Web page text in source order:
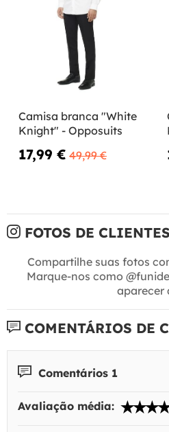
Camisa branca "White
Knight" - Opposuits
17,99 € 49,99 €
FOTOS DE
Compartilhe suas fotos
Marque-nos como
aparecer
COMENTÁRIOS DE
Comentários 1
Avaliação média: